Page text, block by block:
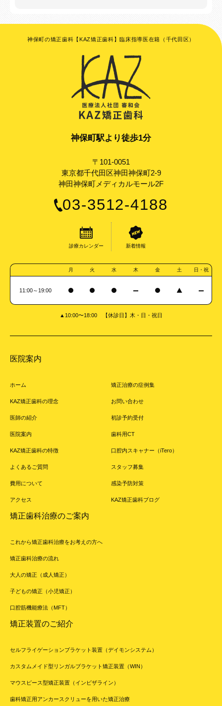
神保町の矯正歯科【KAZ矯正歯科】臨床指導医在籍（千代田区）
神保町駅より徒歩1分
〒101-0051
東京都千代田区神田神保町2-9
神田神保町メディカルモール2F
03-3512-4188
診療カレンダー 新着情報
月 火 水 木 金 土 日・祝
11:00～19:00
▲10:00〜18:00 【休診日】木・日・祝日
医院案内
ホーム
KAZ矯正歯科の理念
医師の紹介
医院案内
KAZ矯正歯科の特徴
よくあるご質問
費用について
アクセス
矯正治療の症例集
お問い合わせ
初診予約受付
歯科用CT
口腔内スキャナー（iTero）
スタッフ募集
感染予防対策
KAZ矯正歯科ブログ
矯正歯科治療のご案内
これから矯正歯科治療をお考えの方へ
矯正歯科治療の流れ
大人の矯正（成人矯正）
子どもの矯正（小児矯正）
口腔筋機能療法（MFT）
矯正装置のご紹介
セルフライゲーションブラケット装置（デイモンシステム）
カスタムメイド型リンガルブラケット矯正装置（WIN）
マウスピース型矯正装置（インビザライン）
歯科矯正用アンカースクリューを用いた矯正治療